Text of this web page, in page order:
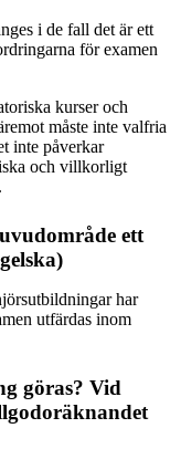
i de fall det är ett
för examen
kurser och
måste inte valfria
inte påverkar
och villkorligt
ett
har
utfärdas inom
göras? Vid